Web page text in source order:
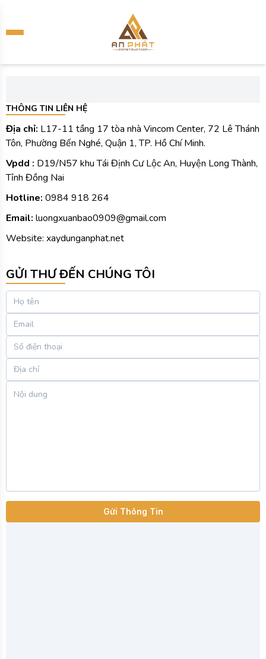
THÔNG TIN LIÊN HỆ
Địa chỉ: L17-11 tầng 17 tòa nhà Vincom Center, 72 Lê Thánh
Tôn, Phường Bến Nghé, Quận 1, TP. Hồ Chí Minh.
Vpdd : D19/N57 khu Tái Định Cư Lộc An, Huyện Long Thành,
Tỉnh Đồng Nai
Hotline: 0984 918 264
Email: luongxuanbao0909@gmail.com
Website: xaydunganphat.net
GỬI THƯ ĐẾN CHÚNG TÔI
Gửi Thông Tin